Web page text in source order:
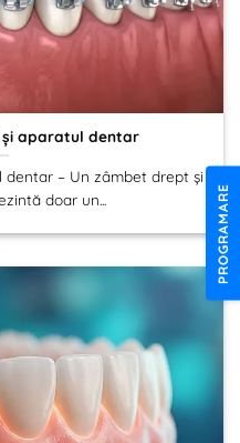
aparatul dentar
– Un zâmbet drept și
doar un...
PROGRAMARE